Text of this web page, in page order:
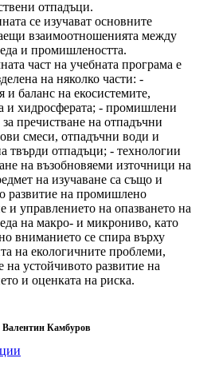
отпадъци.
се изучават основните
взаимоотношенията между
и промишлеността.
част на учебната програма е
на няколко части: -
и баланс на екосистемите,
и хидросферата; - промишлени
пречистване на отпадъчни
смеси, отпадъчни води и
твърди отпадъци; - технологии
на възобновяеми източници на
на изучаване са също и
развитие на промишлено
и управлението на опазването на
на макро- и микрониво, като
вниманието се спира върху
на екологичните проблеми,
устойчивото развитие на
и оценката на риска.
Камбуров